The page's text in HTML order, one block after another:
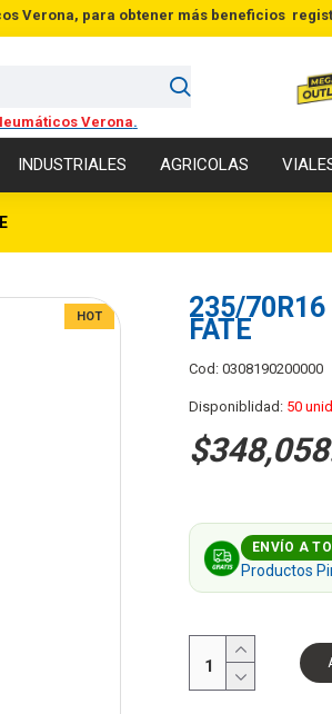
Verona, para obtener más beneficios
Verona.
INDUSTRIALES AGRICOLAS
HOT 235/70R16
FATE
Cod: 0308190200000
Disponiblidad: 50
ENVÍO A
Productos